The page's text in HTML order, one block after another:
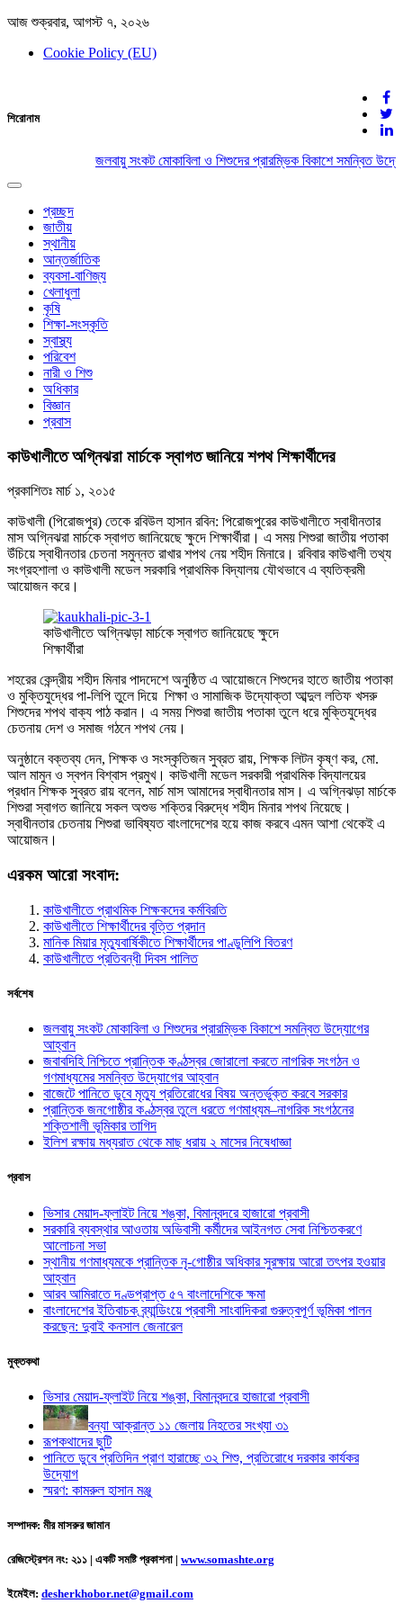
আজ শুক্রবার, আগস্ট ৭, ২০২৬
Cookie Policy (EU)
দেশের খবর
যুক্ত থাকুন দেশের সঙ্গে
শিরোনাম
জলবায়ু সংকট মোকাবিলা ও শিশুদের প্রারম্ভিক বিকাশে সমন্বিত
Toggle
navigation
প্রচ্ছদ
জাতীয়
স্থানীয়
আন্তর্জাতিক
ব্যবসা-বাণিজ্য
খেলাধুলা
কৃষি
শিক্ষা-সংস্কৃতি
স্বাস্থ্য
পরিবেশ
নারী ও শিশু
অধিকার
বিজ্ঞান
প্রবাস
কাউখালীতে অগ্নিঝরা মার্চকে স্বাগত জানিয়ে শপথ শিক্ষার্থীদের
প্রকাশিতঃ মার্চ ১, ২০১৫
কাউখালী (পিরোজপুর) তেকে রবিউল হাসান রবিন: পিরোজপুরের কাউখালীতে স্বাধীনতার
মাস অগ্নিঝরা মার্চকে স্বাগত জানিয়েছে ক্ষুদে শিক্ষার্থীরা। এ সময় শিশুরা জাতীয় পতাকা
উঁচিয়ে স্বাধীনতার চেতনা সমুন্নত রাখার শপথ নেয় শহীদ মিনারে। রবিবার কাউখালী তথ্য
সংগ্রহশালা ও কাউখালী মডেল সরকারি প্রাথমিক বিদ্যালয় যৌথভাবে এ ব্যতিক্রমী
আয়োজন করে।
কাউখালীতে অগ্নিঝড়া মার্চকে স্বাগত জানিয়েছে ক্ষুদে
শিক্ষার্থীরা
শহরের কেন্দ্রীয় শহীদ মিনার পাদদেশে অনুষ্ঠিত এ আয়োজনে শিশুদের হাতে জাতীয় পতাকা
ও মুক্তিযুদ্ধের পা-লিপি তুলে দিয়ে শিক্ষা ও সামাজিক উদ্যোক্তা আব্দুল লতিফ খসরু
শিশুদের শপথ বাক্য পাঠ করান। এ সময় শিশুরা জাতীয় পতাকা তুলে ধরে মুক্তিযুদ্ধের
চেতনায় দেশ ও সমাজ গঠনে শপথ নেয়।
অনুষ্ঠানে বক্তব্য দেন, শিক্ষক ও সংস্কৃতিজন সুব্রত রায়, শিক্ষক লিটন কৃষ্ণ কর, মো.
আল মামুন ও স্বপন বিশ্বাস প্রমুখ। কাউখালী মডেল সরকারী প্রাথমিক বিদ্যালয়ের
প্রধান শিক্ষক সুব্রত রায় বলেন, মার্চ মাস আমাদের স্বাধীনতার মাস। এ অগ্নিঝড়া মার্চকে
শিশুরা স্বাগত জানিয়ে সকল অশুভ শক্তির বিরুদ্ধে শহীদ মিনার শপথ নিয়েছে।
স্বাধীনতার চেতনায় শিশুরা ভাবিষ্যত বাংলাদেশের হয়ে কাজ করবে এমন আশা থেকেই এ
আয়োজন।
এরকম আরো সংবাদ:
কাউখালীতে প্রাথমিক শিক্ষকদের কর্মবিরতি
কাউখালীতে শিক্ষার্থীদের বৃত্তি প্রদান
মানিক মিয়ার মৃত্যুবার্ষিকীতে শিক্ষার্থীদের পাণ্ডুলিপি বিতরণ
কাউখালীতে প্রতিবন্ধী দিবস পালিত
সর্বশেষ
জলবায়ু সংকট মোকাবিলা ও শিশুদের প্রারম্ভিক বিকাশে সমন্বিত উদ্যোগের
আহ্বান
জবাবদিহি নিশ্চিতে প্রান্তিক কণ্ঠস্বর জোরালো করতে নাগরিক সংগঠন ও
গণমাধ্যমের সমন্বিত উদ্যোগের আহ্বান
বাজেটে পানিতে ডুবে মৃত্যু প্রতিরোধের বিষয় অন্তর্ভুক্ত করবে সরকার
প্রান্তিক জনগোষ্ঠীর কণ্ঠস্বর তুলে ধরতে গণমাধ্যম–নাগরিক সংগঠনের
শক্তিশালী ভূমিকার তাগিদ
ইলিশ রক্ষায় মধ্যরাত থেকে মাছ ধরায় ২ মাসের নিষেধাজ্ঞা
প্রবাস
ভিসার মেয়াদ-ফ্লাইট নিয়ে শঙ্কা, বিমানবন্দরে হাজারো প্রবাসী
সরকারি ব্যবস্থার আওতায় অভিবাসী কর্মীদের আইনগত সেবা নিশ্চিতকরণে
আলোচনা সভা
স্থানীয় গণমাধ্যমকে প্রান্তিক নৃ-গোষ্ঠীর অধিকার সুরক্ষায় আরো তৎপর হওয়ার
আহ্বান
আরব আমিরাতে দণ্ডপ্রাপ্ত ৫৭ বাংলাদেশিকে ক্ষমা
বাংলাদেশের ইতিবাচক ব্র্যান্ডিংয়ে প্রবাসী সাংবাদিকরা গুরুত্বপূর্ণ ভূমিকা পালন
করছেন: দুবাই কনসাল জেনারেল
মুক্তকথা
ভিসার মেয়াদ-ফ্লাইট নিয়ে শঙ্কা, বিমানবন্দরে হাজারো প্রবাসী
বন্যা আক্রান্ত ১১ জেলায় নিহতের সংখ্যা ৩১
রূপকথাদের ছুটি
পানিতে ডুবে প্রতিদিন প্রাণ হারাচ্ছে ৩২ শিশু, প্রতিরোধে দরকার কার্যকর
উদ্যোগ
স্মরণ: কামরুল হাসান মঞ্জু
সম্পাদক: মীর মাসরুর জামান
রেজিস্ট্রেশন নং: ২১১ | একটি সমষ্টি প্রকাশনা | www.somashte.org
ইমেইল: desherkhobor.net@gmail.com